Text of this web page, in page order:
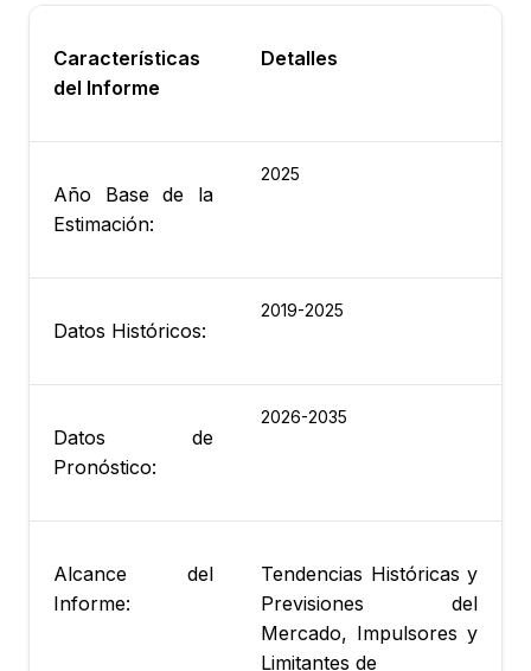
Características
del Informe
Detalles
Año Base de la
Estimación:
2025
Datos Históricos:
2019-2025
Datos de
Pronóstico:
2026-2035
Alcance del
Informe:
Tendencias Históricas y
Previsiones del
Mercado, Impulsores y
Limitantes de